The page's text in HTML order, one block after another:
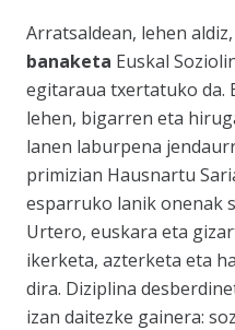
Arratsaldean, lehen aldiz,
banaketa Euskal
egitaraua txertatuko da.
lehen, bigarren eta
lanen laburpena
primizian Hausnartu
esparruko lanik onenak
Urtero, euskara eta
ikerketa, azterketa eta
dira. Diziplina
izan daitezke gainera: